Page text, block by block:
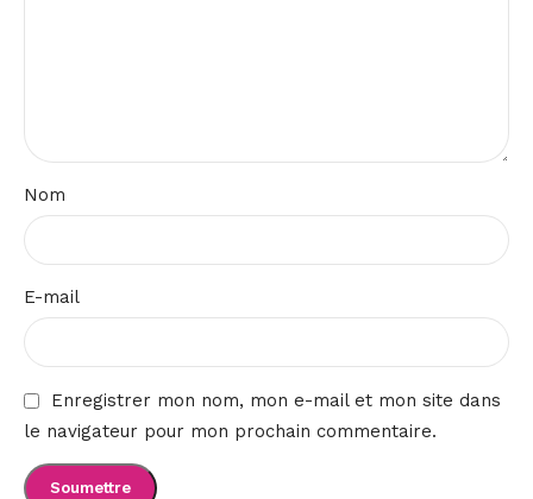
Nom
E-mail
Enregistrer mon nom, mon e-mail et mon site dans
le navigateur pour mon prochain commentaire.